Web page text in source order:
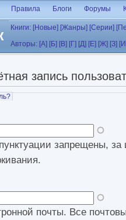
Правила Блоги Форумы
Книги: [Новые] [Жанры] [Серии]
Авторы: [А] [Б] [В] [Г] [Д] [Е] [Ж] [З]
запись
запрещены, за
почты. Все